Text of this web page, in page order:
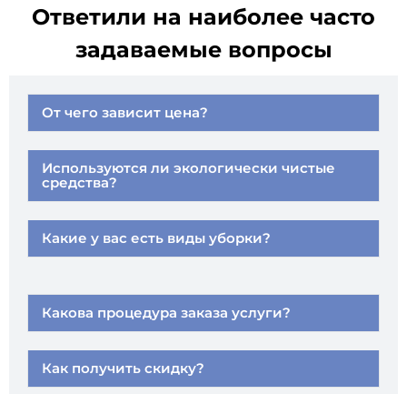
Ответили на наиболее часто
задаваемые вопросы
От чего зависит цена?
Используются ли экологически чистые
средства?
Какие у вас есть виды уборки?
Какова процедура заказа услуги?
Как получить скидку?